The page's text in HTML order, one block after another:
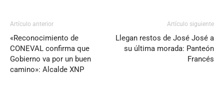
Artículo anterior
«Reconocimiento de
CONEVAL confirma que
Gobierno va por un buen
camino»: Alcalde XNP
Artículo siguiente
Llegan restos de José José a
su última morada: Panteón
Francés